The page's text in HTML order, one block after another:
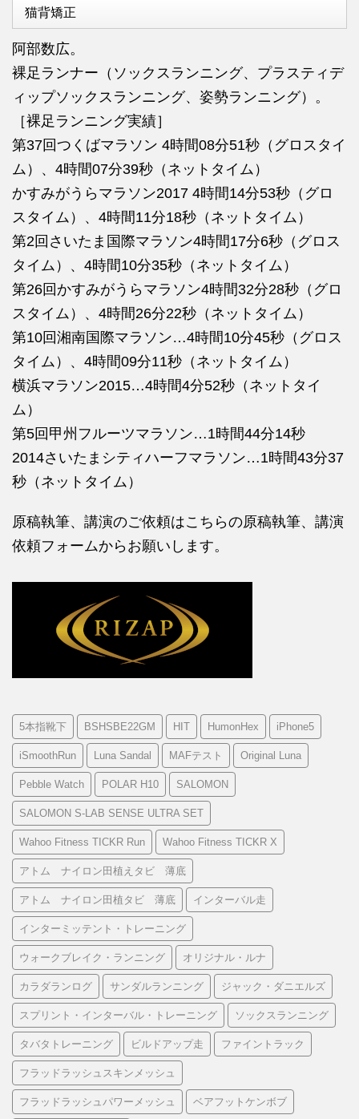
猫背矯正
阿部数広。
裸足ランナー（ソックスランニング、プラスティデ
ィップソックスランニング、姿勢ランニング）。
［裸足ランニング実績］
第37回つくばマラソン 4時間08分51秒（グロスタイ
ム）、4時間07分39秒（ネットタイム）
かすみがうらマラソン2017 4時間14分53秒（グロ
スタイム）、4時間11分18秒（ネットタイム）
第2回さいたま国際マラソン4時間17分6秒（グロス
タイム）、4時間10分35秒（ネットタイム）
第26回かすみがうらマラソン4時間32分28秒（グロ
スタイム）、4時間26分22秒（ネットタイム）
第10回湘南国際マラソン…4時間10分45秒（グロス
タイム）、4時間09分11秒（ネットタイム）
横浜マラソン2015…4時間4分52秒（ネットタイ
ム）
第5回甲州フルーツマラソン…1時間44分14秒
2014さいたまシティハーフマラソン…1時間43分37
秒（ネットタイム）
原稿執筆、講演のご依頼はこちらの原稿執筆、講演
依頼フォームからお願いします。
5本指靴下 BSHSBE22GM HIT HumonHex iPhone5
iSmoothRun Luna Sandal MAFテスト Original Luna
Pebble Watch POLAR H10 SALOMON
SALOMON S-LAB SENSE ULTRA SET
Wahoo Fitness TICKR Run Wahoo Fitness TICKR X
アトム ナイロン田植えタビ 薄底
アトム ナイロン田植タビ 薄底 インターバル走
インターミッテント・トレーニング
ウォークブレイク・ランニング オリジナル・ルナ
カラダランログ サンダルランニング ジャック・ダニエルズ
スプリント・インターバル・トレーニング ソックスランニング
タバタトレーニング ビルドアップ走 ファイントラック
フラッドラッシュスキンメッシュ
フラッドラッシュパワーメッシュ ベアフットケンボブ